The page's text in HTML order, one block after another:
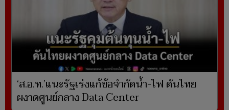
‘ส.อ.ท.’แนะรัฐเร่งแก้ข้อจำกัดน้ำ-ไฟ ดันไทย
ผงาดศูนย์กลาง Data Center